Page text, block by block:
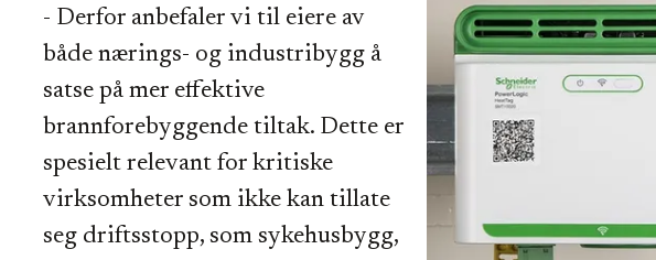
- Derfor anbefaler vi til eiere av
både nærings- og industribygg å
satse på mer effektive
brannforebyggende tiltak. Dette er
spesielt relevant for kritiske
virksomheter som ikke kan tillate
seg driftsstopp, som sykehusbygg,